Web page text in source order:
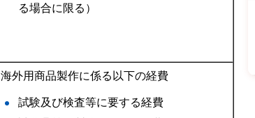
る場合に限る）
海外用商品製作に係る以下の経費
試験及び検査等に要する経費